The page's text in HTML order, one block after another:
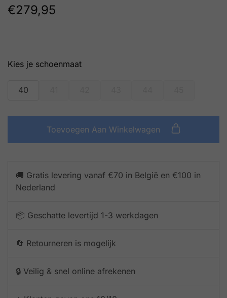
€279,95
schoenmaat
40
Toevoegen Aan Winkelwagen
🚚 Gratis levering vanaf €70 in België en €100 in
Nederland
📦 Geschatte levertijd 1-3 werkdagen
🔄 Retourneren is mogelijk
🔒 Veilig & snel online afrekenen